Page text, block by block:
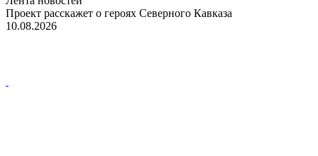
Проект расскажет о героях Северного Кавказа
10.08.2026